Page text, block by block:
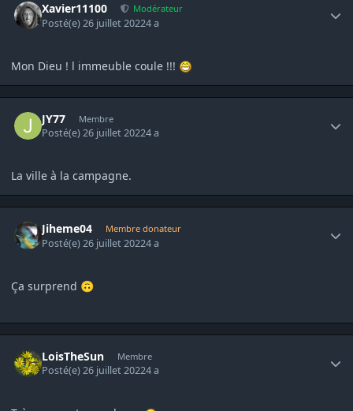
Xavier11100 Modérateur
Posté(e)26 juillet 20224 a
Mon Dieu ! l immeuble coule !!!
JY77 Membre
Posté(e)26 juillet 20224 a
La ville à la campagne.
Jiheme04 Membre donateur
Posté(e)26 juillet 20224 a
Ça surprend 🙃
LoisTheSun Membre
Posté(e)26 juillet 20224 a